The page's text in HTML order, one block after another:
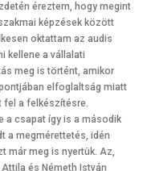
éreztem, hogy megint
képzések között
oktattam az audis
kellene a vállalati
meg is történt, amikor
elfoglaltság miatt
fel a felkészítésre.
a csapat így is a második
a megmérettetés, idén
már meg is nyertük. Az,
és Németh István